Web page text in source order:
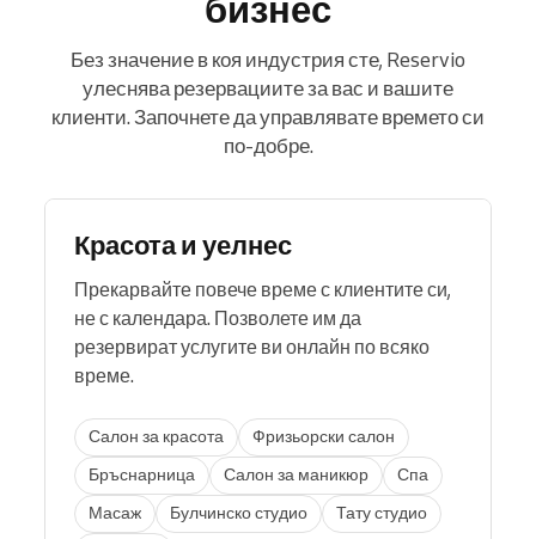
Без значение в коя индустрия сте, Reservio
улеснява резервациите за вас и вашите
клиенти. Започнете да управлявате времето си
по-добре.
Красота и уелнес
Прекарвайте повече време с клиентите си,
не с календара. Позволете им да
резервират услугите ви онлайн по всяко
време.
Салон за красота
Фризьорски салон
Бръснарница
Салон за маникюр
Спа
Масаж
Булчинско студио
Тату студио